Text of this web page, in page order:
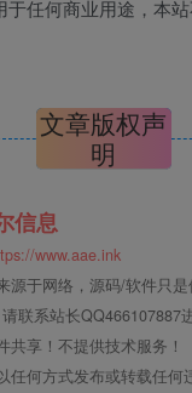
于任何商业用途，本
文章版权声
明
信息
www.aae.ink
源于网络，源码/软件只
联系站长QQ466107887
共享！不提供技术服务！
任何方式发布或转载任何